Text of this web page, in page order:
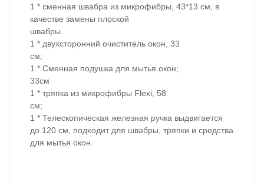
-Подарочная упаковка.
1 * сменная швабра из микрофибры, 43*13 см, в
качестве замены плоской
швабры.
1 * двухсторонний очиститель окон, 33
см;
1 * Сменная подушка для мытья окон;
33см
1 * тряпка из микрофибры Flexi, 58
см;
1 * Телескопическая железная ручка выдвигается
до 120 см, подходит для швабры, тряпки и средства
для мытья окон.